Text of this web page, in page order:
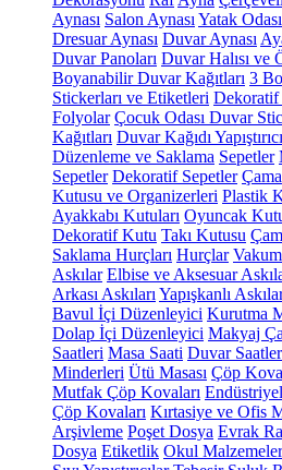
Aynası Salon Aynası Yatak
Dresuar Aynası Duvar Aynası
Duvar Panoları Duvar Halısı ve
Boyanabilir Duvar Kağıtları 3
Stickerları ve Etiketleri Dekoratif
Folyolar Çocuk Odası Duvar
Kağıtları Duvar Kağıdı
Düzenleme ve Saklama Sepetler
Sepetler Dekoratif Sepetler
Kutusu ve Organizerleri Plastik
Ayakkabı Kutuları Oyuncak
Dekoratif Kutu Takı Kutusu
Saklama Hurçları Hurçlar
Askılar Elbise ve Aksesuar
Arkası Askıları Yapışkanlı
Bavul İçi Düzenleyici Kurutma
Dolap İçi Düzenleyici Makyaj
Saatleri Masa Saati Duvar
Minderleri Ütü Masası Çöp
Mutfak Çöp Kovaları
Çöp Kovaları Kırtasiye ve Ofis
Arşivleme Poşet Dosya Evrak
Dosya Etiketlik Okul